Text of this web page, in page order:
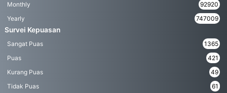
Monthly
92920
Yearly
747009
Survei Kepuasan
Sangat Puas
1365
Puas
421
Kurang Puas
49
Tidak Puas
61